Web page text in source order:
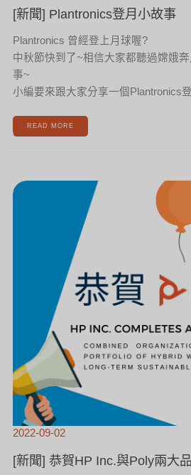
[新聞] Plantronics登月小故事
Plantronics 曾經登上月球喔?
中秋節快到了~相信大家都聽過嫦娥
事~
小編要來跟大家分享一個Plantronics
READ MORE
2022-09-02
[新聞] 恭賀HP Inc.與Poly兩大
聞]